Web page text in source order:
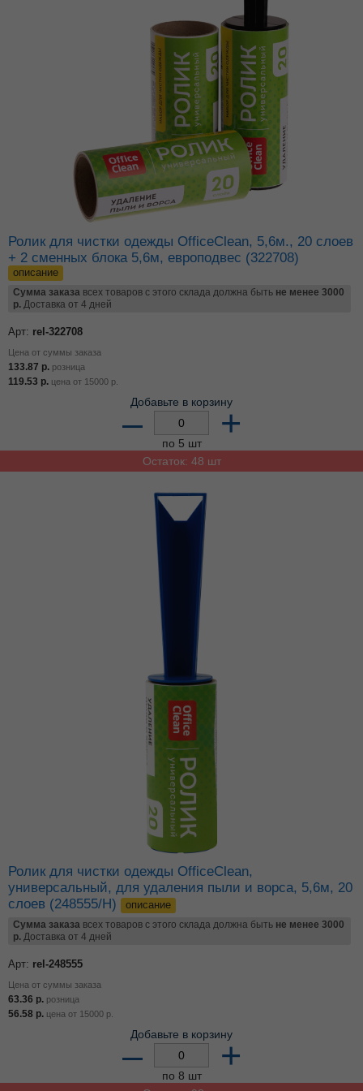
Ролик для чистки одежды OfficeClean, 5,6м., 20 слоев
+ 2 сменных блока 5,6м, европодвес (322708)
описание
Сумма заказа всех товаров с этого склада должна быть не менее 3000
р. Доставка от 4 дней
Арт: rel-322708
Цена от суммы заказа
133.87 р. розница
119.53 р. цена от 15000 р.
Добавьте в корзину
– +
по 5 шт
Остаток: 48 шт
Ролик для чистки одежды OfficeClean,
универсальный, для удаления пыли и ворса, 5,6м, 20
слоев (248555/Н)
описание
Сумма заказа всех товаров с этого склада должна быть не менее 3000
р. Доставка от 4 дней
Арт: rel-248555
Цена от суммы заказа
63.36 р. розница
56.58 р. цена от 15000 р.
Добавьте в корзину
– +
по 8 шт